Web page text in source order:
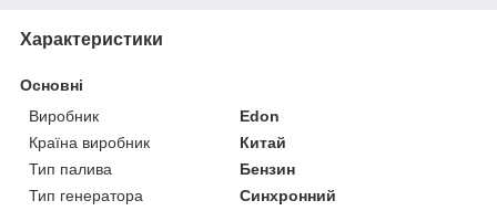
Характеристики
Основні
Виробник
Edon
Країна виробник
Китай
Тип палива
Бензин
Тип генератора
Синхронний